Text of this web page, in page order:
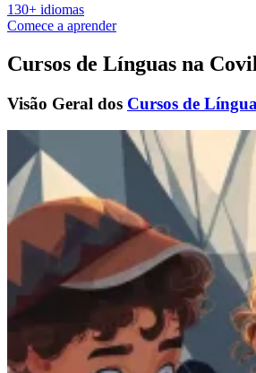
130+ idiomas
Comece a aprender
Cursos de Línguas na
Visão Geral dos Cursos de